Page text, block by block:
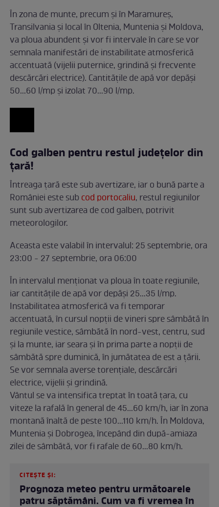
În zona de munte, precum și în Maramureș,
Transilvania și local în Oltenia, Muntenia și Moldova,
va ploua abundent și vor fi intervale în care se vor
semnala manifestări de instabilitate atmosferică
accentuată (vijelii puternice, grindină și frecvente
descărcări electrice). Cantitățile de apă vor depăși
50...60 l/mp și izolat 70...90 l/mp.
Cod galben pentru restul județelor din
țară!
Întreaga țară este sub avertizare, iar o bună parte a
României este subcod portocaliu, restul regiunilor
sunt sub avertizarea de cod galben, potrivit
meteorologilor.
Aceasta este valabil în intervalul: 25 septembrie, ora
23:00 - 27 septembrie, ora 06:00
În intervalul menționat va ploua în toate regiunile,
iar cantitățile de apă vor depăși 25...35 l/mp.
Instabilitatea atmosferică va fi temporar
accentuată, în cursul nopții de vineri spre sâmbătă în
regiunile vestice, sâmbătă în nord-vest, centru, sud
sâmbătă spre duminică, în jumătatea de est a țării.
Se vor semnala averse torențiale, descărcări
electrice, vijelii și grindină.